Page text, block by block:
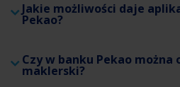
Jakie możliwości daje
Pekao?
Czy w banku Pekao
maklerski?